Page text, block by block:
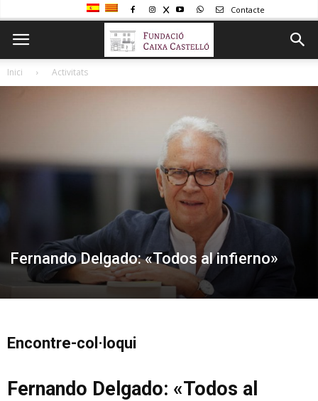
Contacte
Inici Activitats
Fernando Delgado: «Todos al infierno»
Encontre-col·loqui
Fernando Delgado: «Todos al